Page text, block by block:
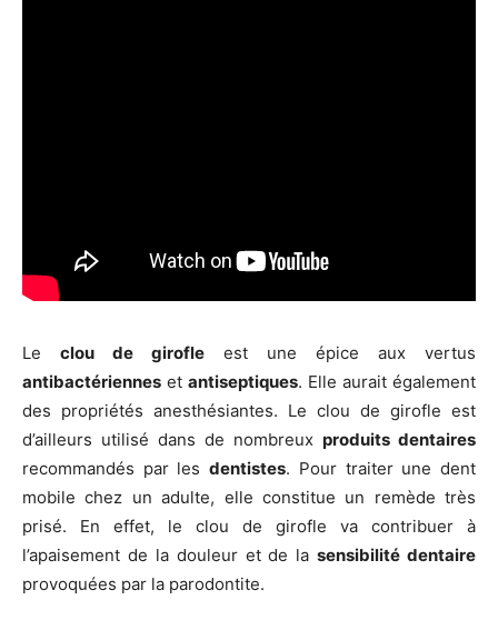
Le clou de girofle est une épice aux vertus
antibactériennes et antiseptiques. Elle aurait également
des propriétés anesthésiantes. Le clou de girofle est
d’ailleurs utilisé dans de nombreux produits dentaires
recommandés par lesdentistes. Pour traiter une dent
mobile chez un adulte, elle constitue un remède très
prisé. En effet, le clou de girofle va contribuer à
l’apaisement de la douleur et de lasensibilité dentaire
provoquées par la parodontite.